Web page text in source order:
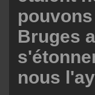
Bruges
nous